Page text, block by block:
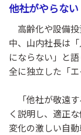
他社がやらな
高齢化や設備投
中、山内社長は
にならない」と
全に独立した「エ
「他社が敬遠す
く説明し、適正
変化の激しい自